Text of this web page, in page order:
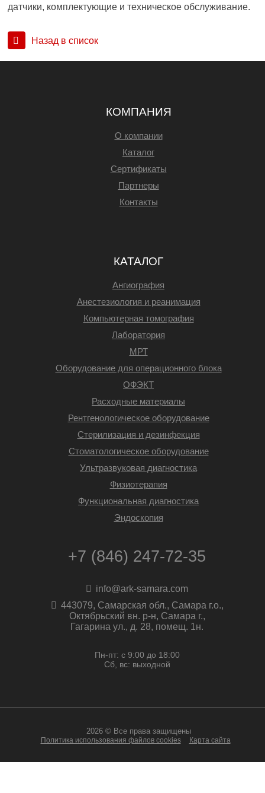
датчики, комплектующие и техническое обслуживание.
Назад в список
КОМПАНИЯ
О компании
Каталог
Сертификаты
Партнеры
Контакты
КАТАЛОГ
Ангиография
Анестезиология и реанимация
Компьютерная томография
Лаборатория
МРТ
Оборудование для операционного блока
ОФЭКТ
Расходные материалы
Рентгенологическое оборудование
Стерилизация и дезинфекция
Стоматологическое оборудование
Ультразвуковая диагностика
Физиотерапия
Функциональная диагностика
Эндоскопия
+7 (846) 247-72-35
info@ark-samara.com
443079, Самарская обл., Самара г.о.,
Октябрьский вн. р-н, Самара г.,
Гагарина ул., д. 28, помещ. 1н.
Пн-пт: с 9:00 до 18:00
Сб, вс: выходной
2026 © Все права защищены
Политика использования файлов cookies Карта сайта